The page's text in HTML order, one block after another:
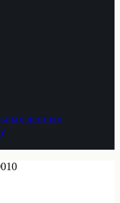
данных